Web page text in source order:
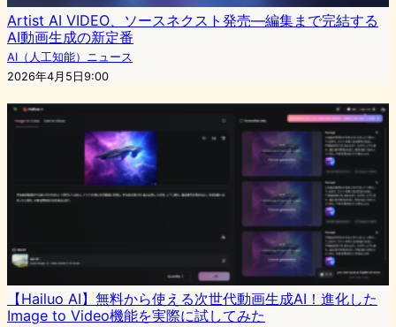
Artist AI VIDEO、ソースネクスト発売—編集まで完結する
AI動画生成の新定番
AI（人工知能）ニュース
2026年4月5日9:00
【Hailuo AI】無料から使える次世代動画生成AI！進化した
Image to Video機能を実際に試してみた